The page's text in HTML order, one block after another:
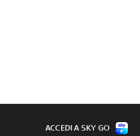
ACCEDI A SKY GO